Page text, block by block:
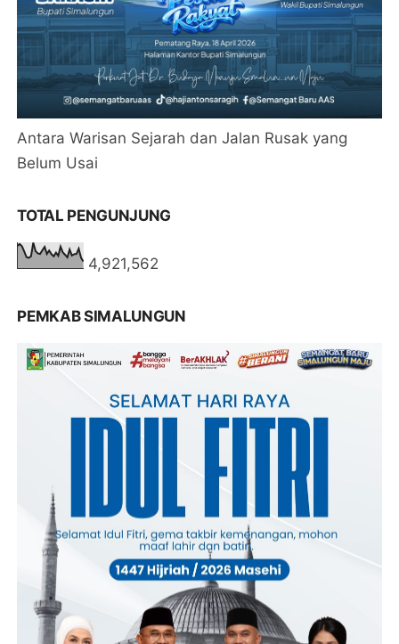
Antara Warisan Sejarah dan Jalan Rusak yang
Belum Usai
TOTAL PENGUNJUNG
4,921,562
PEMKAB SIMALUNGUN